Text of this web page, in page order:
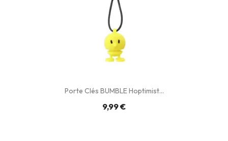
Porte Clés BUMBLE Hoptimist...
9,99 €